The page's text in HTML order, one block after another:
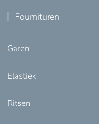
Fournituren
Garen
Elastiek
Ritsen